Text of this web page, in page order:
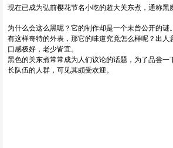
现在已成为弘前樱花节名小吃的超大关东煮，通称黑
为什么会这么黑呢？它的制作却是一个未曾公开的谜。
有这样奇特的外表，那它的味道究竟怎么样呢？出人
口感极好，老少皆宜。
黑色的关东煮常常成为人们议论的话题，为了品尝一
长队伍的人群，可见其颇受欢迎。